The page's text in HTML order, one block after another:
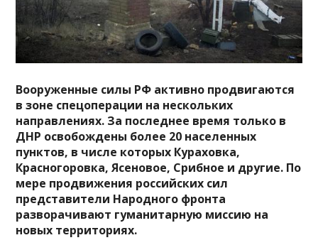
Вооруженные силы РФ активно продвигаются
в зоне спецоперации на нескольких
направлениях. За последнее время только в
ДНР освобождены более 20 населенных
пунктов, в числе которых Кураховка,
Красногоровка, Ясеновое, Срибное и другие. По
мере продвижения российских сил
представители Народного фронта
разворачивают гуманитарную миссию на
новых территориях.